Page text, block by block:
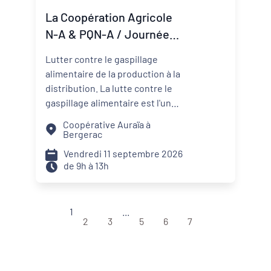
nécessaires pour transformer
une ambition politique en projet
territorial.
La Coopération Agricole
N-A & PQN-A / Journée
contre le gaspillage
alimentaire
Lutter contre le gaspillage
alimentaire de la production à la
distribution. La lutte contre le
gaspillage alimentaire est l'un
les projets alimentaires
territoriaux via : la
sensibilisation des convives, la
formation des agents de
solidarité. Sur les territoires, les
Coopérative Auraïa à
Bergerac
Vendredi 11 septembre 2026
de 9h à 13h
1
2
3
5
6 7